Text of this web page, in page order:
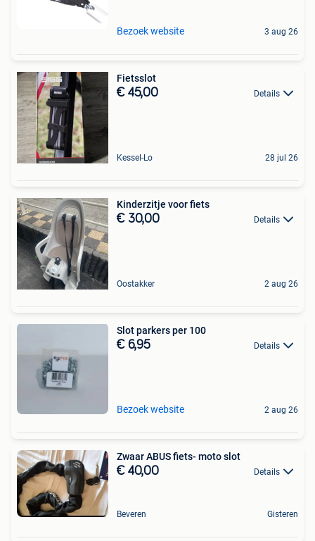
Bezoek website 3 aug 26
Fietsslot
€ 45,00 Details
Kessel-Lo 28 jul 26
Kinderzitje voor fiets
€ 30,00 Details
Oostakker 2 aug 26
Slot parkers per 100
€ 6,95 Details
Bezoek website 2 aug 26
Zwaar ABUS fiets- moto slot
€ 40,00 Details
Beveren Gisteren